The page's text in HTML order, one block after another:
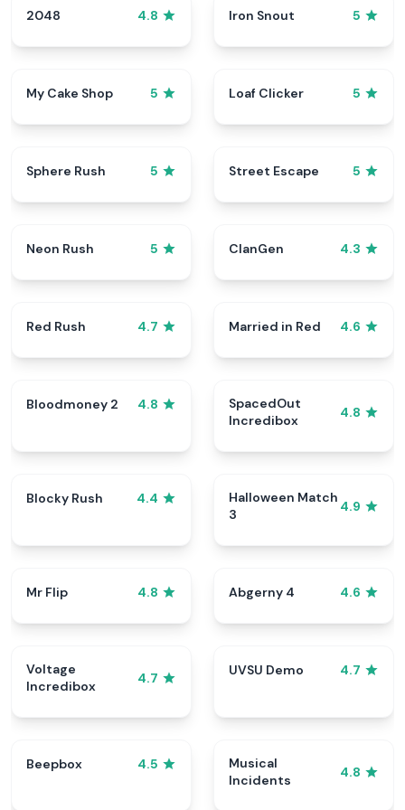
2048 4.8 Iron Snout 5
My Cake Shop 5 Loaf Clicker 5
Sphere Rush 5 Street Escape 5
Neon Rush 5 ClanGen 4.3
Red Rush 4.7 Married in Red 4.6
Bloodmoney 2 4.8
SpacedOut
Incredibox
4.8
Blocky Rush 4.4
Halloween Match
3
4.9
Mr Flip 4.8 Abgerny 4 4.6
Voltage
Incredibox
4.7
UVSU Demo 4.7
Beepbox 4.5
Musical
Incidents
4.8